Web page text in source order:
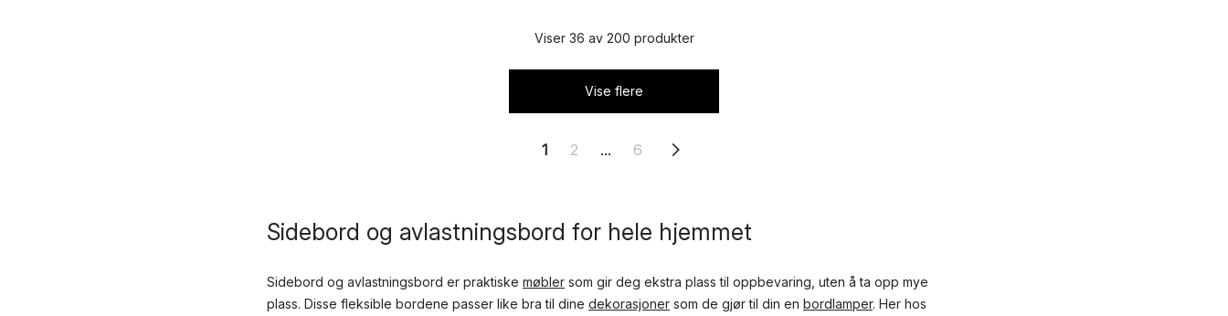
Viser 36 av 200 produkter
Vise flere
1 2 ... 6
Sidebord og avlastningsbord for hele hjemmet
Sidebord og avlastningsbord er praktiske møbler som gir deg ekstra plass til oppbevaring, uten å ta opp mye
plass. Disse fleksible bordene passer like bra til dine dekorasjoner som de gjør til din en bordlamper. Her hos